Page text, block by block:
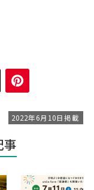
2022年6月10日掲載
事